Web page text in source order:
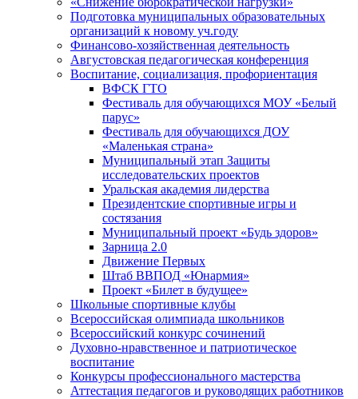
Подготовка муниципальных образовательных
организаций к новому уч.году
Финансово-хозяйственная деятельность
Августовская педагогическая конференция
Воспитание, социализация, профориентация
ВФСК ГТО
Фестиваль для обучающихся МОУ «Белый
парус»
Фестиваль для обучающихся ДОУ
«Маленькая страна»
Муниципальный этап Защиты
исследовательских проектов
Уральская академия лидерства
Президентские спортивные игры и
состязания
Муниципальный проект «Будь здоров»
Зарница 2.0
Движение Первых
Штаб ВВПОД «Юнармия»
Проект «Билет в будущее»
Школьные спортивные клубы
Всероссийская олимпиада школьников
Всероссийский конкурс сочинений
Духовно-нравственное и патриотическое
воспитание
Конкурсы профессионального мастерства
Аттестация педагогов и руководящих работников